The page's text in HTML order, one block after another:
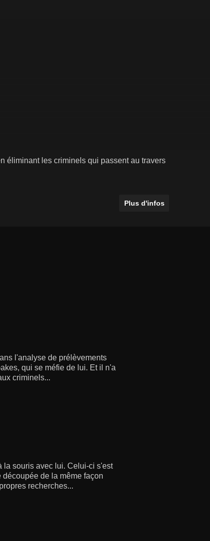
éliminant les criminels qui passent au travers
Plus d'infos
l'analyse de prélèvements
qui se méfie de lui. Et il n'a
criminels...
la souris avec lui. Celui-ci s'est
de la même façon
recherches...